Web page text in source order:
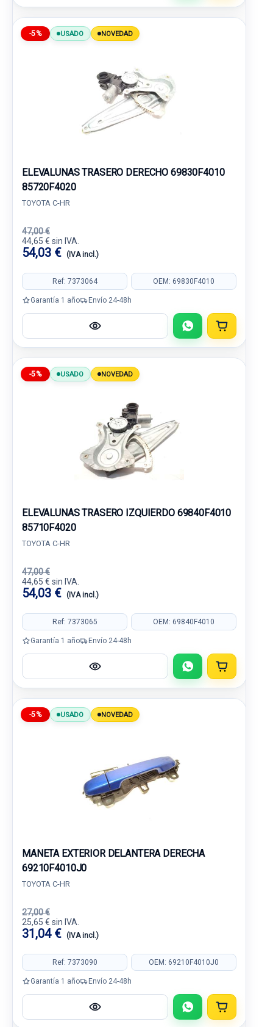
-5% USADO NOVEDAD
ELEVALUNAS TRASERO DERECHO 69830F4010
85720F4020
TOYOTA C-HR
47,00 €
44,65 € sin IVA.
54,03 € (IVA incl.)
Ref: 7373064 OEM: 69830F4010
Garantía 1 año Envío 24-48h
-5% USADO NOVEDAD
ELEVALUNAS TRASERO IZQUIERDO 69840F4010
85710F4020
TOYOTA C-HR
47,00 €
44,65 € sin IVA.
54,03 € (IVA incl.)
Ref: 7373065 OEM: 69840F4010
Garantía 1 año Envío 24-48h
-5% USADO NOVEDAD
MANETA EXTERIOR DELANTERA DERECHA
69210F4010J0
TOYOTA C-HR
27,00 €
25,65 € sin IVA.
31,04 € (IVA incl.)
Ref: 7373090 OEM: 69210F4010J0
Garantía 1 año Envío 24-48h